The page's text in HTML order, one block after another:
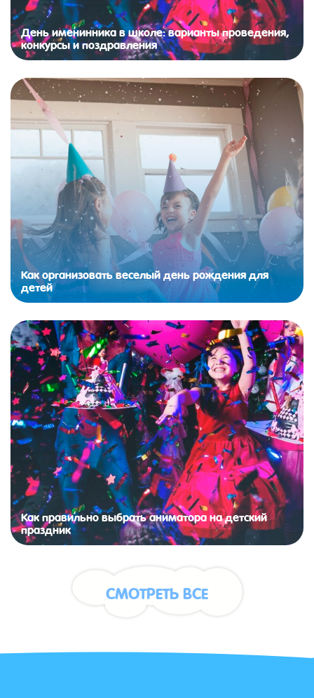
День именинника в школе: варианты проведения,
конкурсы и поздравления
Как организовать веселый день рождения для
детей
Как правильно выбрать аниматора на детский
праздник
СМОТРЕТЬ ВСЕ